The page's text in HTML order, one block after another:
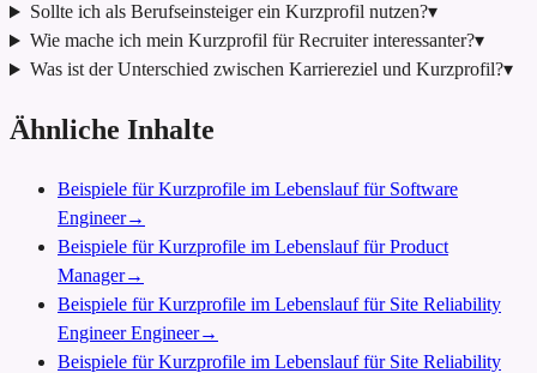
Sollte ich als Berufseinsteiger ein Kurzprofil nutzen?▾
Wie mache ich mein Kurzprofil für Recruiter interessanter?▾
Was ist der Unterschied zwischen Karriereziel und Kurzprofil?▾
Ähnliche Inhalte
Beispiele für Kurzprofile im Lebenslauf für Software
Engineer→
Beispiele für Kurzprofile im Lebenslauf für Product
Manager→
Beispiele für Kurzprofile im Lebenslauf für Site Reliability
Engineer Engineer→
Beispiele für Kurzprofile im Lebenslauf für Site Reliability